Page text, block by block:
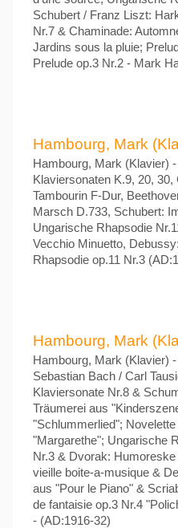
Schubert / Franz Liszt:
Nr.7 & Chaminade:
Jardins sous la pluie;
Prelude op.3 Nr.2 - Mark
Hambourg, Mark
Hambourg, Mark (Klavier)
Klaviersonaten K.9, 20,
Tambourin F-Dur,
Marsch D.733, Schubert:
Ungarische Rhapsodie
Vecchio Minuetto,
Rhapsodie op.11 Nr.3
Hambourg, Mark
Hambourg, Mark (Klavier)
Sebastian Bach / Carl
Klaviersonate Nr.8 &
Träumerei aus
"Schlummerlied";
"Margarethe"; Ungarische
Nr.3 & Dvorak:
vieille boite-a-musique &
aus "Pour le Piano" &
de fantaisie op.3 Nr.4
- (AD:1916-32)